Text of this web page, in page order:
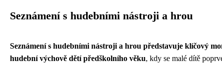
Seznámení s hudebními nástroji a hrou
Seznámení s hudebními nástroji a hrou představuje klíčový
hudební výchově dětí předškolního věku, kdy se malé dítě